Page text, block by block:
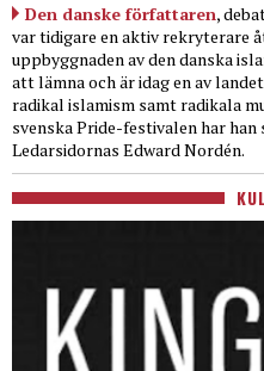
Den danske författaren,
var tidigare en aktiv rekryterare
uppbyggnaden av den danska
att lämna och är idag en av
radikal islamism samt radikala
svenska Pride-festivalen har
Ledarsidornas Edward Nordén.